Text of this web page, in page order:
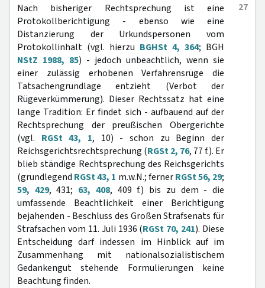
27
Nach bisheriger Rechtsprechung ist eine
Protokollberichtigung - ebenso wie eine
Distanzierung der Urkundspersonen vom
Protokollinhalt (vgl. hierzu BGHSt 4, 364; BGH
NStZ 1988, 85) - jedoch unbeachtlich, wenn sie
einer zulässig erhobenen Verfahrensrüge die
Tatsachengrundlage entzieht (Verbot der
Rügeverkümmerung). Dieser Rechtssatz hat eine
lange Tradition: Er findet sich - aufbauend auf der
Rechtsprechung der preußischen Obergerichte
(vgl. RGSt 43, 1, 10) - schon zu Beginn der
Reichsgerichtsrechtsprechung (RGSt 2, 76, 77 f.). Er
blieb ständige Rechtsprechung des Reichsgerichts
(grundlegend RGSt 43, 1 m.w.N.; fernerRGSt 56, 29;
59, 429, 431; 63, 408, 409 f.) bis zu dem - die
umfassende Beachtlichkeit einer Berichtigung
bejahenden - Beschluss des Großen Strafsenats für
Strafsachen vom 11. Juli 1936 (RGSt 70, 241). Diese
Entscheidung darf indessen im Hinblick auf im
Zusammenhang mit nationalsozialistischem
Gedankengut stehende Formulierungen keine
Beachtung finden.